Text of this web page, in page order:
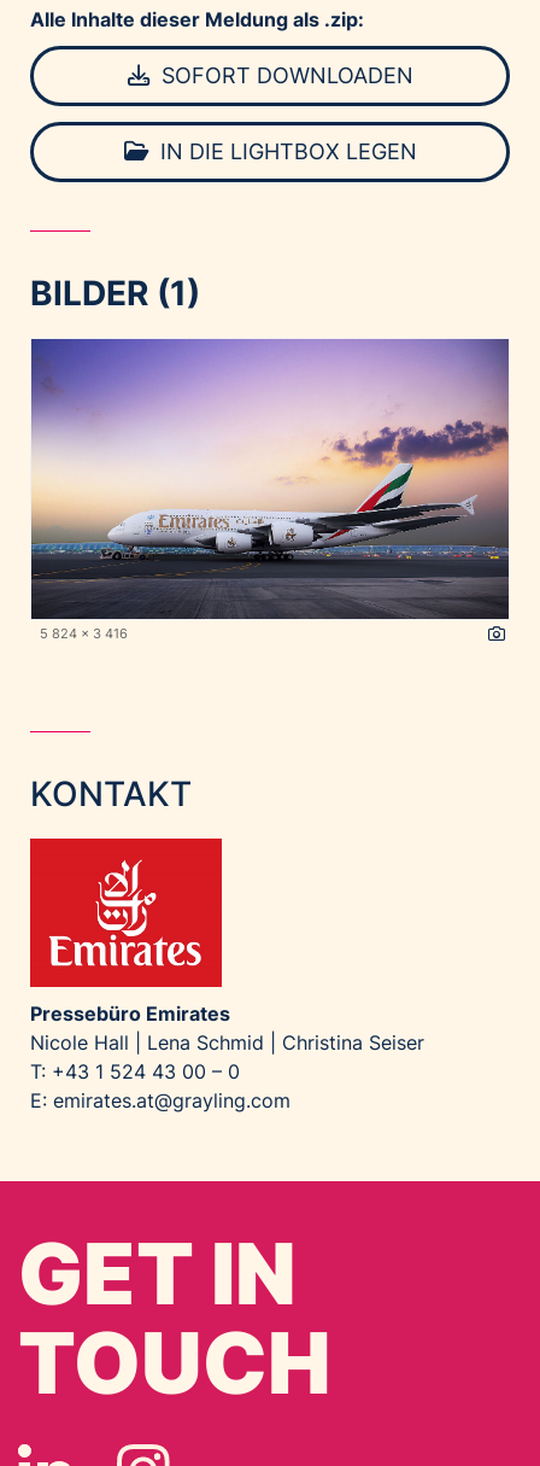
Alle Inhalte dieser Meldung als .zip:
SOFORT DOWNLOADEN
IN DIE LIGHTBOX LEGEN
BILDER (1)
5 824 x 3 416
KONTAKT
Pressebüro Emirates
Nicole Hall | Lena Schmid | Christina Seiser
T: +43 1 524 43 00 – 0
E: emirates.at@grayling.com
GET IN
TOUCH